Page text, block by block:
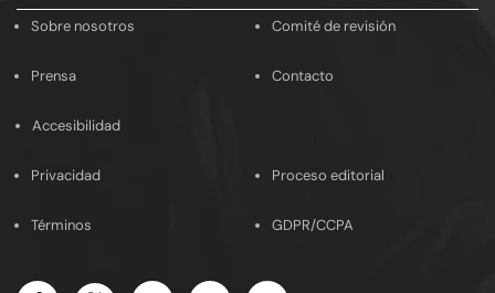
Sobre nosotros Comité de revisión
Prensa Contacto
Accesibilidad
Privacidad Proceso editorial
Términos GDPR/CCPA